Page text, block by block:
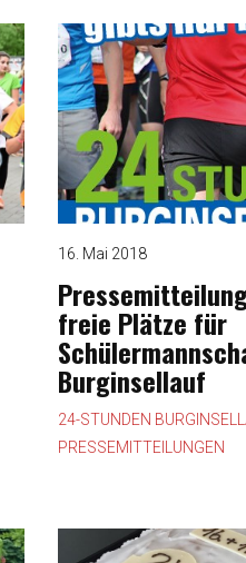
16. Mai 2018
freie Plätze für
Burginsellauf
24-STUNDEN
PRESSEMITTEILUNGEN